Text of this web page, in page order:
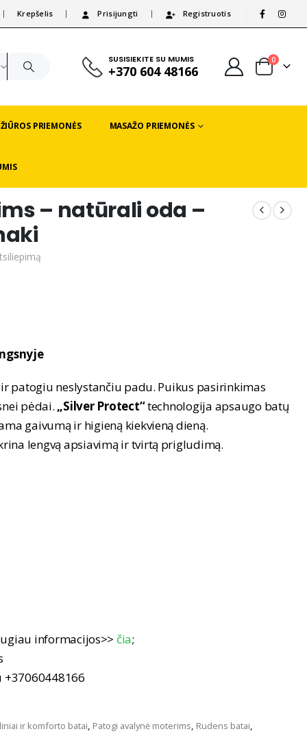
Krepšelis Prisijungti Registruotis
SUSISIEKITE SU MUMIS
+370 604 48166
0
PRIEMONĖS MASAŽO PRIEMONĖS
– natūrali oda –
patogiu neslystančiu padu. Puikus pasirinkimas
pėdai. „Silver Protect“technologija apsaugo batų
gaivumą ir higieną kiekvieną dieną.
lengvą apsiavimą ir tvirtą prigludimą.
informacijos>> čia;
ir komforto batai, Patogi avalynė moterims, Rudens batai,